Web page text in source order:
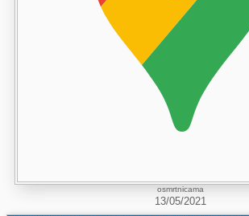
osmrtnicama
13/05/2021